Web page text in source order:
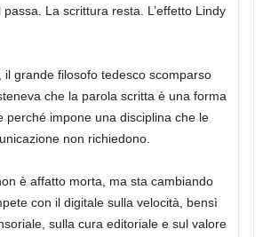
La scrittura resta. L’effetto Lindy
il grande filosofo tedesco scomparso
che la parola scritta è una forma
perché impone una disciplina che le
non richiedono.
è affatto morta, ma sta cambiando
con il digitale sulla velocità, bensì
sulla cura editoriale e sul valore